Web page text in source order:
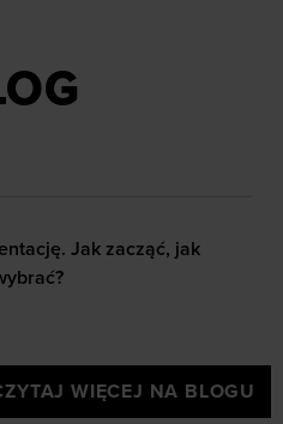
Jak zacząć, jak
Jak zacząć, jak
WIĘCEJ NA BLOGU